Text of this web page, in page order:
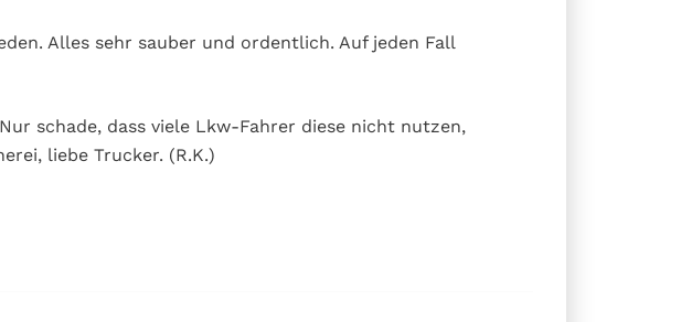
Alles sehr sauber und ordentlich. Auf jeden Fall
schade, dass viele Lkw-Fahrer diese nicht nutzen,
liebe Trucker. (R.K.)